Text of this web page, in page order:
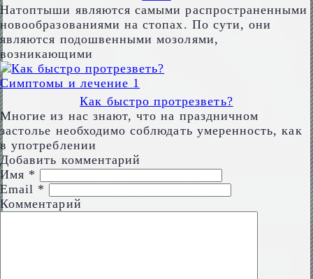
Натоптыши являются самыми распространенными
новообразованиями на стопах. По сути, они
являются подошвенными мозолями,
возникающими
Симптомы и лечение 1
Как быстро протрезветь?
Многие из нас знают, что на праздничном
застолье необходимо соблюдать умеренность, как
в употреблении
Добавить комментарий
Имя *
Email *
Комментарий